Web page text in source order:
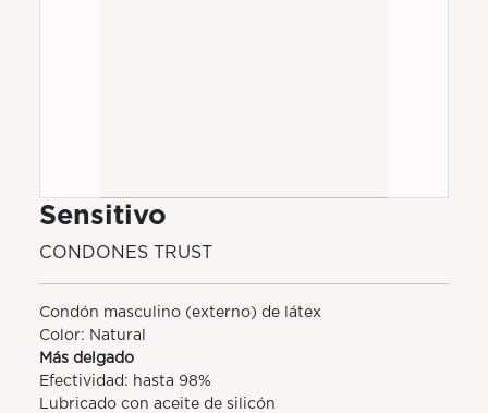
Sensitivo
CONDONES TRUST
Condón masculino (externo) de látex
Color: Natural
Más delgado
Efectividad: hasta 98%
Lubricado con aceite de silicón